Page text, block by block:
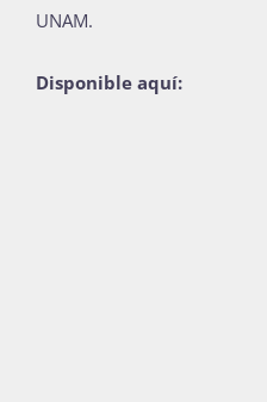
UNAM.
Disponible aquí: